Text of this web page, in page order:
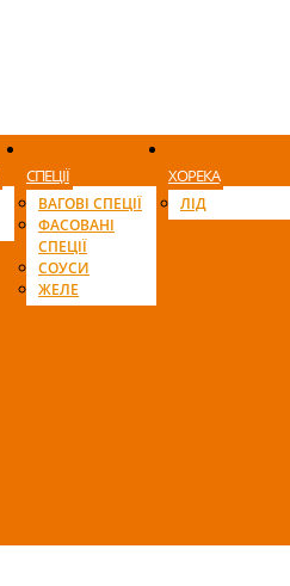
СПЕЦІЇ
ВАГОВІ СПЕЦІЇ
ФАСОВАНІ
СПЕЦІЇ
СОУСИ
ЖЕЛЕ
ХОРЕКА
ЛІД